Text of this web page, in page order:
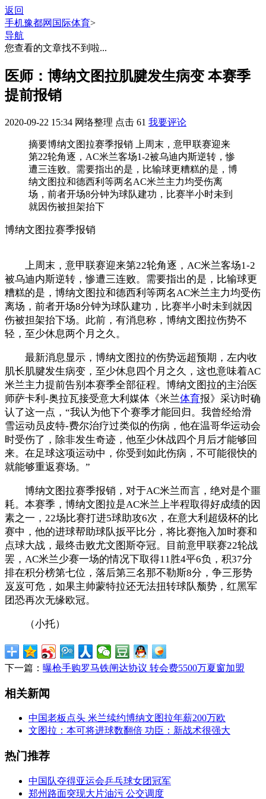
返回
手机豫都网 国际体育>
导航
您查看的文章找不到啦...
医师：博纳文图拉肌腱发生病变 本赛季
提前报销
2020-09-22 15:34 网络整理 点击 61 我要评论
摘要博纳文图拉赛季报销 上周末，意甲联赛迎来
第22轮角逐，AC米兰客场1-2被乌迪内斯逆转，惨
遭三连败。需要指出的是，比输球更糟糕的是，博
纳文图拉和德西利等两名AC米兰主力均受伤离
场，前者开场8分钟为球队建功，比赛半小时未到
就因伤被担架抬下
博纳文图拉赛季报销
上周末，意甲联赛迎来第22轮角逐，AC米兰客场1-2
被乌迪内斯逆转，惨遭三连败。需要指出的是，比输球更
糟糕的是，博纳文图拉和德西利等两名AC米兰主力均受伤
离场，前者开场8分钟为球队建功，比赛半小时未到就因
伤被担架抬下场。此前，有消息称，博纳文图拉伤势不
轻，至少休息两个月之久。
最新消息显示，博纳文图拉的伤势远超预期，左内收
肌长肌腱发生病变，至少休息四个月之久，这也意味着AC
米兰主力提前告别本赛季全部征程。博纳文图拉的主治医
师萨卡利-奥拉瓦接受意大利媒体《米兰体育报》采访时确
认了这一点，“我认为他下个赛季才能回归。我曾经给滑
雪运动员皮特-费尔治疗过类似的伤病，他在温哥华运动会
时受伤了，除非发生奇迹，他至少休战四个月后才能够回
来。在足球这项运动中，你受到如此伤病，不可能很快的
就能够重返赛场。”
博纳文图拉赛季报销，对于AC米兰而言，绝对是个噩
耗。本赛季，博纳文图拉是AC米兰上半程取得好成绩的因
素之一，22场比赛打进5球助攻6次，在意大利超级杯的比
赛中，他的进球帮助球队扳平比分，将比赛拖入加时赛和
点球大战，最终击败尤文图斯夺冠。目前意甲联赛22轮战
罢，AC米兰少赛一场的情况下取得11胜4平6负，积37分
排在积分榜第七位，落后第三名那不勒斯8分，争三形势
岌岌可危，如果主帅蒙特拉还无法扭转球队颓势，红黑军
团恐再次无缘欧冠。
（小托）
下一篇： 曝枪手购罗马铁闸达协议 转会费5500万夏窗加盟
相关新闻
中国老板点头 米兰续约博纳文图拉年薪200万欧
文图拉：本可将进球数翻倍 功臣：新战术很强大
热门推荐
中国队夺得亚运会乒乓球女团冠军
郑州路面突现大片油污 公交调度